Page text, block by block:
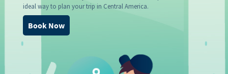
ideal way to plan your trip in Central America.
Book Now